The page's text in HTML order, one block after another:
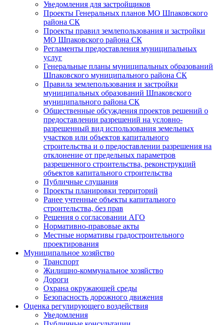
Уведомления для застройщиков
Проекты Генеральных планов МО Шпаковского
района СК
Проекты правил землепользования и застройки
МО Шпаковского района СК
Регламенты предоставления муниципальных
услуг
Генеральные планы муниципальных образований
Шпаковского муниципального района СК
Правила землепользования и застройки
муниципальных образований Шпаковского
муниципального района СК
Общественные обсуждения проектов решений о
предоставлении разрешений на условно-
разрешенный вид использования земельных
участков или объектов капитального
строительства и о предоставлении разрешения на
отклонение от предельных параметров
разрешенного строительства, реконструкций
объектов капитального строительства
Публичные слушания
Проекты планировки территорий
Ранее учтенные объекты капитального
строительства, без прав
Решения о согласовании АГО
Нормативно-правовые акты
Местные нормативы градостроительного
проектирования
Муниципальное хозяйство
Транспорт
Жилищно-коммунальное хозяйство
Дороги
Охрана окружающей среды
Безопасность дорожного движения
Оценка регулирующего воздействия
Уведомления